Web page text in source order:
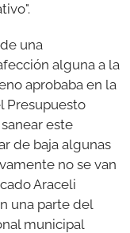
una
alguna a la
aprobaba en la
Presupuesto
este
de baja algunas
no se van
Araceli
una parte del
municipal